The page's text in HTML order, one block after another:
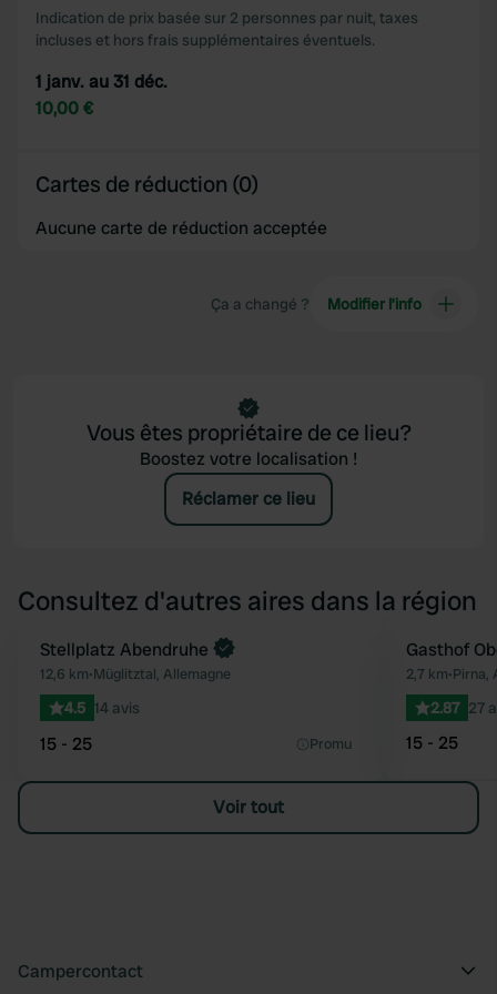
Indication de prix basée sur 2 personnes par nuit, taxes
incluses et hors frais supplémentaires éventuels.
1 janv. au 31 déc.
10,00 €
Cartes de réduction (0)
Aucune carte de réduction acceptée
Ça a changé ? Modifier l’info
Vous êtes propriétaire de ce lieu?
Boostez votre localisation !
Réclamer ce lieu
Consultez d'autres aires dans la région
Préféré
Reserve maintenant
Stellplatz Abendruhe
12,6 km•Müglitztal, Allemagne
4.5 14 avis
15 - 25 Promu
Gasthof
2,7 km•Pirna,
2.87 27
15 - 25
Voir tout
Campercontact